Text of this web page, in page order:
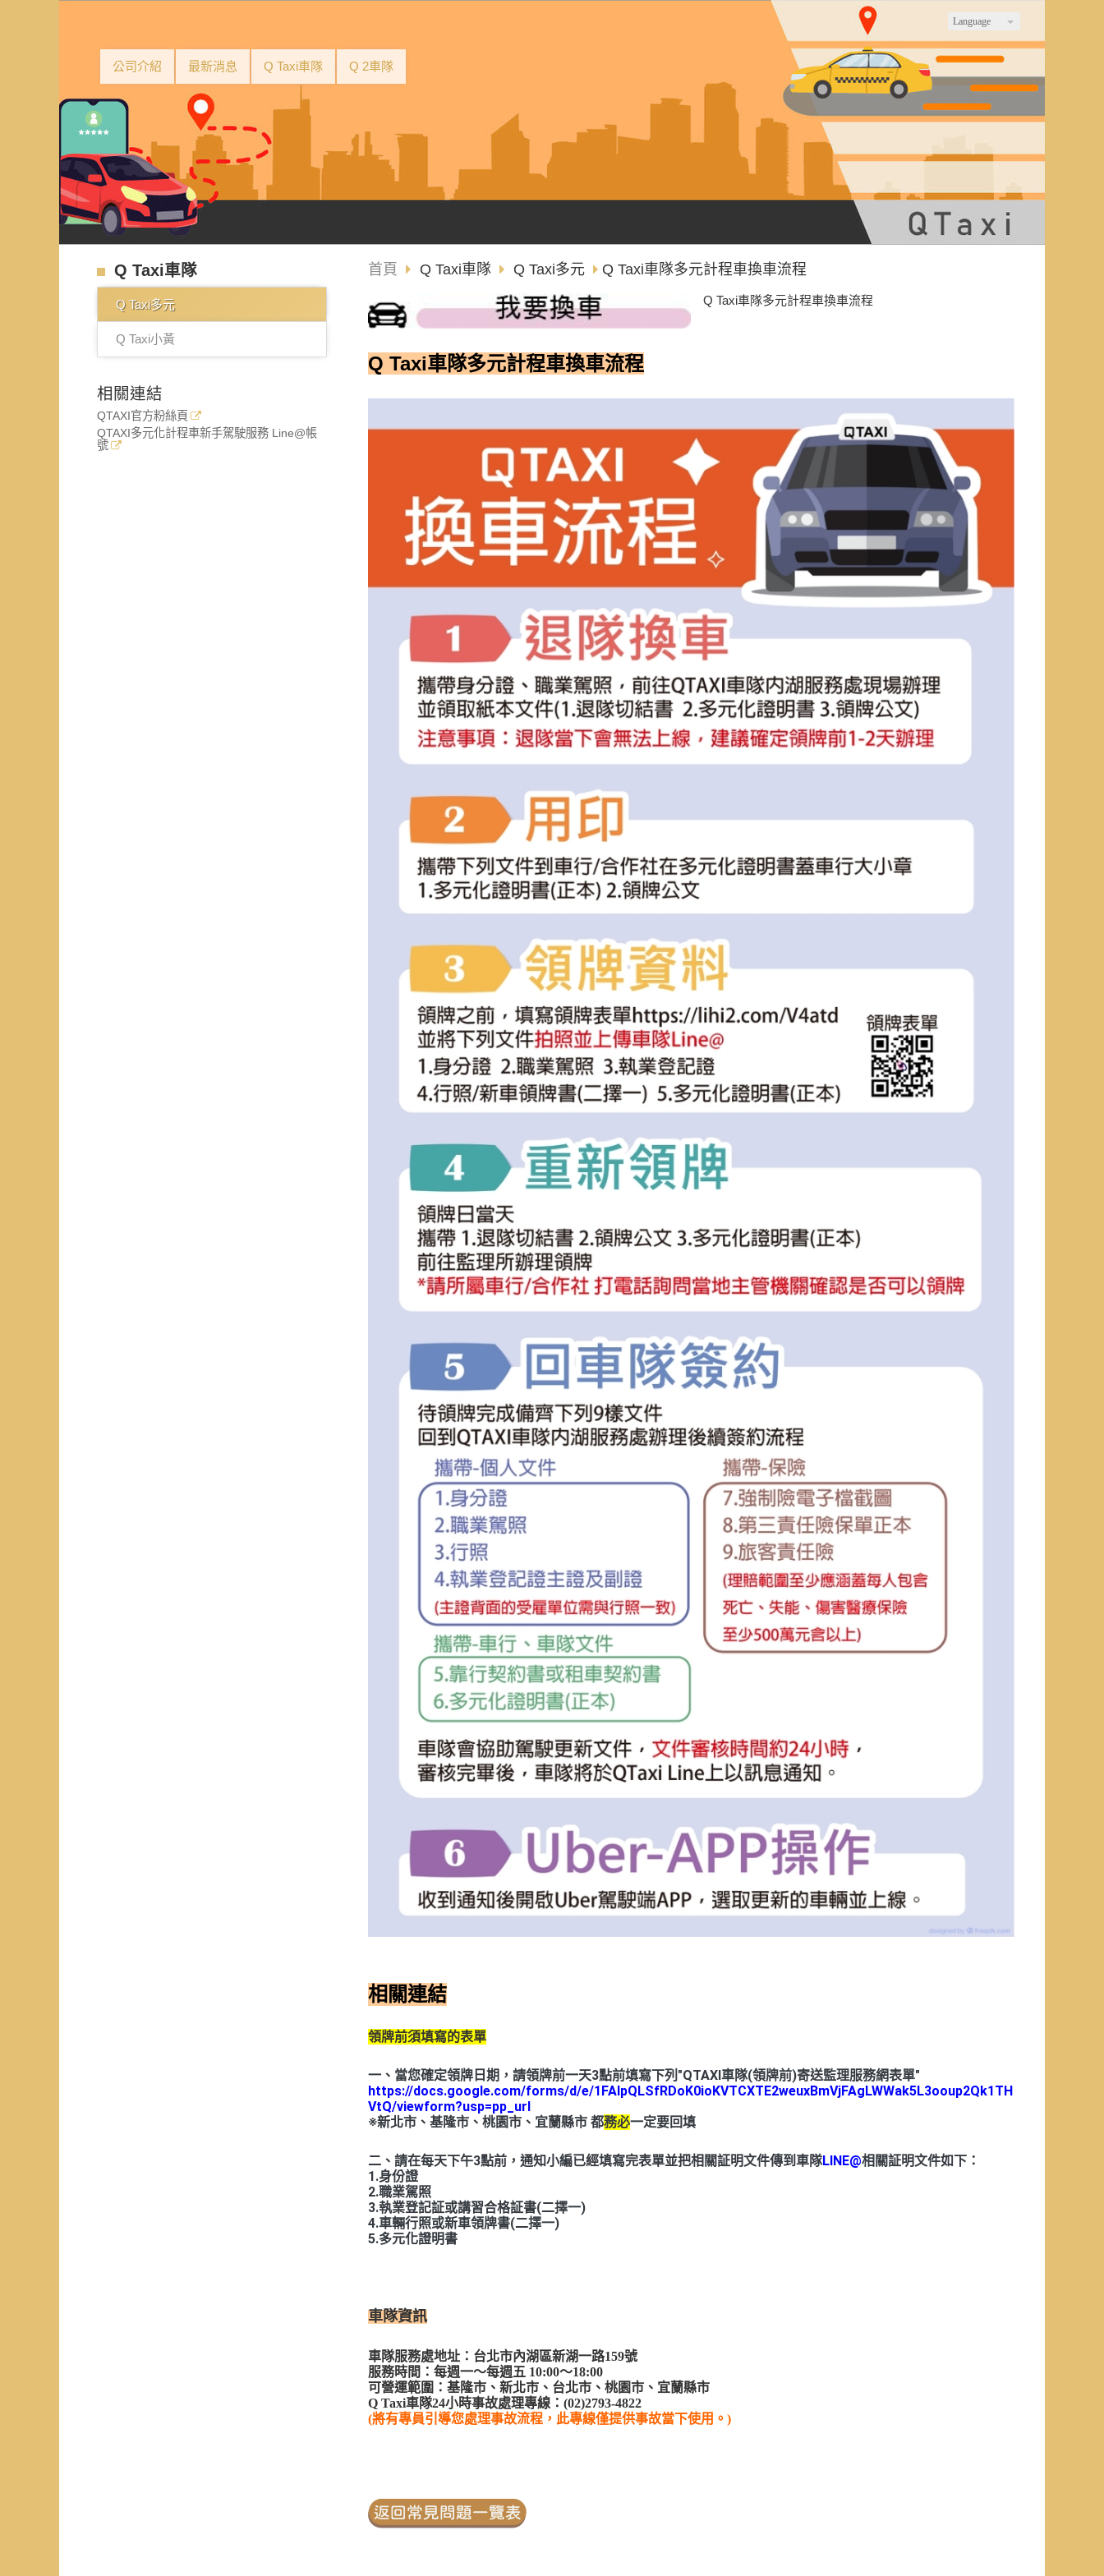
Language
公司介紹 最新消息 Q Taxi車隊 Q 2車隊
Q Taxi車隊
Q Taxi多元
Q Taxi小黃
相關連結
QTAXI官方粉絲頁
QTAXI多元化計程車新手駕駛服務 Line@帳
號
首頁 Q Taxi車隊 Q Taxi多元 Q Taxi車隊多元計程車換車流程
Q Taxi車隊多元計程車換車流程
Q Taxi車隊多元計程車換車流程
相關連結
領牌前須填寫的表單
一、當您確定領牌日期，請領牌前一天3點前填寫下列"QTAXI車隊(領牌前)寄送監理服務網表單"
https://docs.google.com/forms/d/e/1FAIpQLSfRDoK0ioKVTCXTE2weuxBmVjFAgLWWak5L3ooup2Qk1TH
VtQ/viewform?usp=pp_url
※新北市、基隆市、桃園市、宜蘭縣市 都務必一定要回填
二、請在每天下午3點前，通知小編已經填寫完表單並把相關証明文件傳到車隊LINE@相關証明文件如下：
1.身份證
2.職業駕照
3.執業登記証或講習合格証書(二擇一)
4.車輛行照或新車領牌書(二擇一)
5.多元化證明書
車隊資訊
車隊服務處地址：台北市內湖區新湖一路159號
服務時間：每週一～每週五 10:00～18:00
可營運範圍： 基隆市、新北市、台北市、桃園市、宜蘭縣市
Q Taxi車隊24小時事故處理專線： (02)2793-4822
(將有專員引導您處理事故流程，此專線僅提供事故當下使用。)